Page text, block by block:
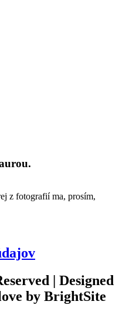
z fotografií ma, prosím,
| Designed
by BrightSite